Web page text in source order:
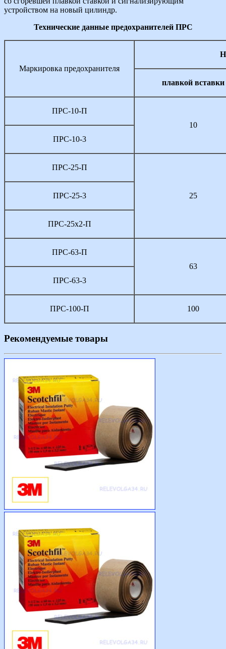
устройством на новый цилиндр.
Технические данные предохранителей ПРС
Маркировка предохранителя
плавкой вставки
ПРС-10-П
10
ПРС-10-3
ПРС-25-П
25
ПРС-25-3
ПРС-25х2-П
ПРС-63-П
63
ПРС-63-3
ПРС-100-П 100
Рекомендуемые товары